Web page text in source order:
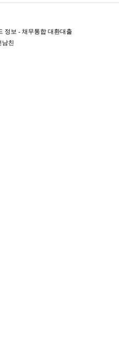
정보 - 채무통합 대환대출
남친